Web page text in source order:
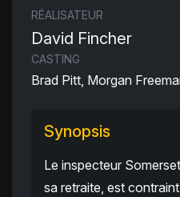
RÉALISATEUR
David Fincher
CASTING
Brad Pitt, Morgan
Synopsis
Le inspecteur
sa retraite, est